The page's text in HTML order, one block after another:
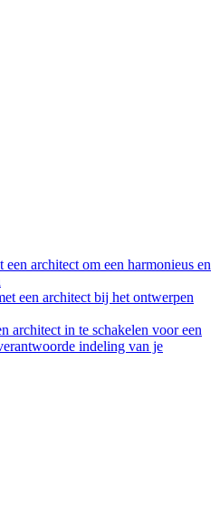
architect om een harmonieus en
een architect bij het ontwerpen
architect in te schakelen voor een
indeling van je